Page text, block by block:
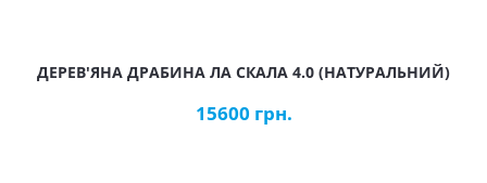
ДЕРЕВ'ЯНА ДРАБИНА ЛА СКАЛА 4.0 (НАТУРАЛЬНИЙ)
15600 грн.